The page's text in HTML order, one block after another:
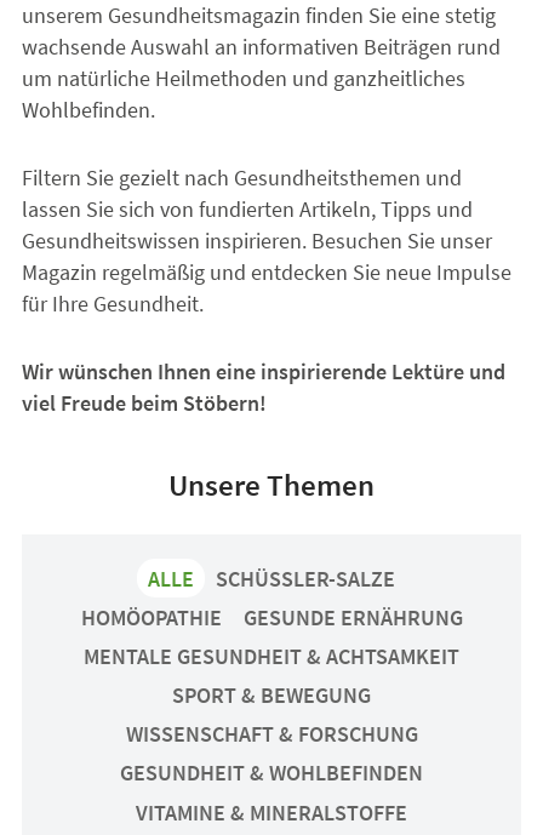
unserem Gesundheitsmagazin finden Sie eine stetig
wachsende Auswahl an informativen Beiträgen rund
um natürliche Heilmethoden und ganzheitliches
Wohlbefinden.
Filtern Sie gezielt nach Gesundheitsthemen und
lassen Sie sich von fundierten Artikeln, Tipps und
Gesundheitswissen inspirieren. Besuchen Sie unser
Magazin regelmäßig und entdecken Sie neue Impulse
für Ihre Gesundheit.
Wir wünschen Ihnen eine inspirierende Lektüre und
viel Freude beim Stöbern!
Unsere Themen
ALLE
SCHÜSSLER-SALZE
HOMÖOPATHIE
GESUNDE ERNÄHRUNG
MENTALE GESUNDHEIT & ACHTSAMKEIT
SPORT & BEWEGUNG
WISSENSCHAFT & FORSCHUNG
GESUNDHEIT & WOHLBEFINDEN
VITAMINE & MINERALSTOFFE